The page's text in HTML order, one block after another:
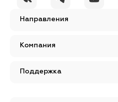
Направления
Компания
Поддержка